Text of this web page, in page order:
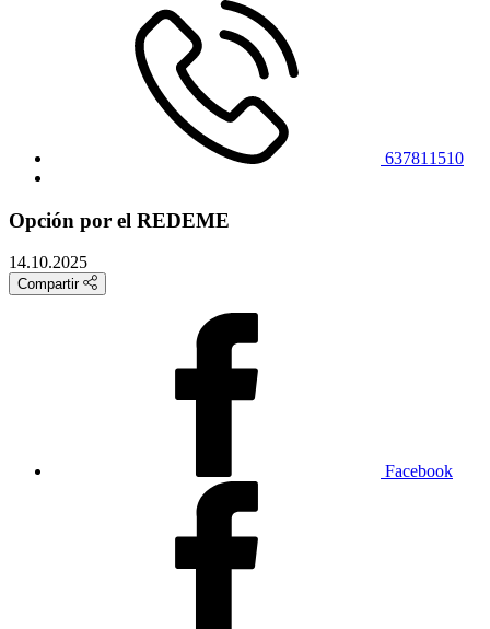
637811510
Opción por el REDEME
14.10.2025
Compartir
Facebook